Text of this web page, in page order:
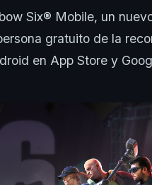
Six® Mobile, un
gratuito de la
en App Store y